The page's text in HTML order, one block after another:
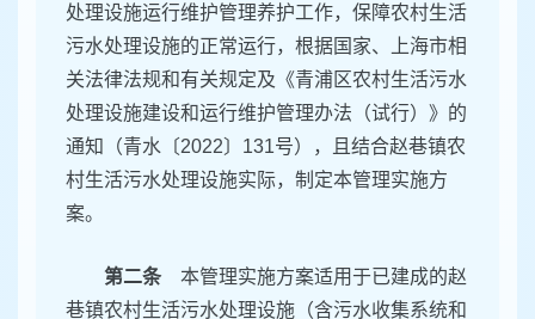
处理设施运行维护管理养护工作，保障农村生活
污水处理设施的正常运行，根据国家、上海市相
关法律法规和有关规定及《青浦区农村生活污水
处理设施建设和运行维护管理办法（试行）》的
通知（青水〔2022〕131号），且结合赵巷镇农
村生活污水处理设施实际，制定本管理实施方
案。
第二条 本管理实施方案适用于已建成的赵
巷镇农村生活污水处理设施（含污水收集系统和